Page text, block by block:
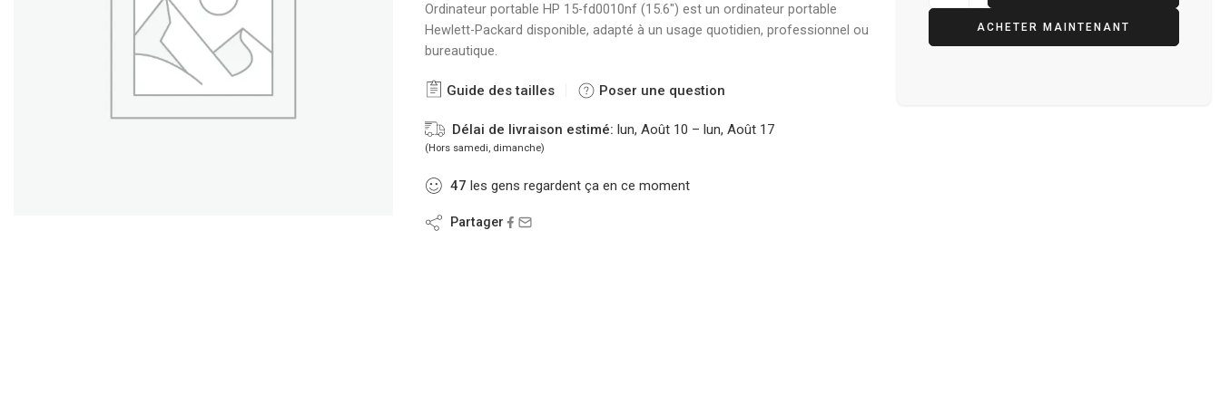
Ordinateur portable HP 15-fd0010nf (15.6″) est un ordinateur portable
Hewlett-Packard disponible, adapté à un usage quotidien, professionnel ou
bureautique.
Guide des tailles Poser une question
Délai de livraison estimé: lun, Août 10 – lun, Août 17
(Hors samedi, dimanche)
47 les gens regardent ça en ce moment
Partager
ACHETER MAINTENANT